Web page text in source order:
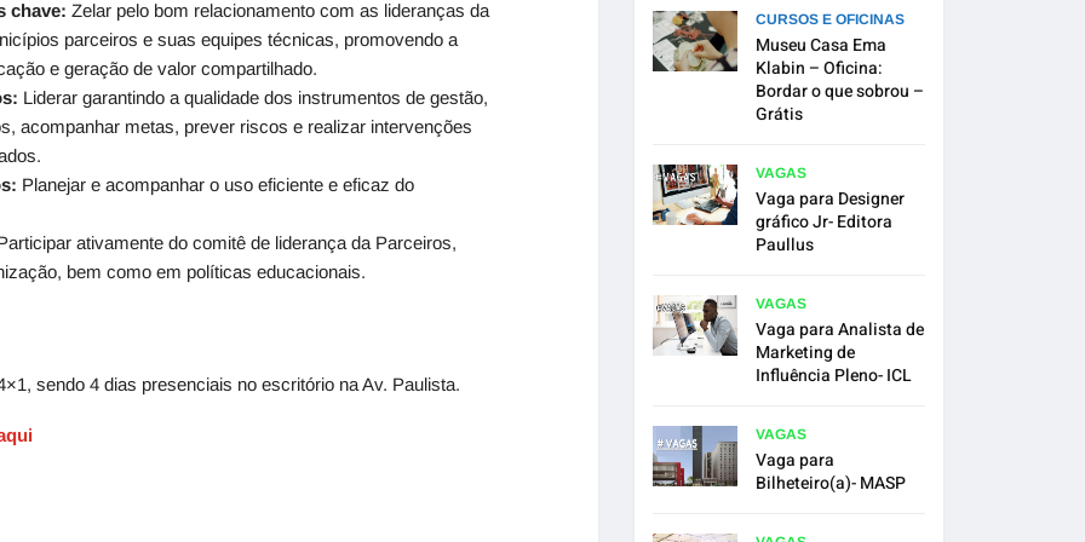
chave: Zelar pelo bom relacionamento com as lideranças da
parceiros e suas equipes técnicas, promovendo a
e geração de valor compartilhado.
Liderar garantindo a qualidade dos instrumentos de gestão,
acompanhar metas, prever riscos e realizar intervenções
Planejar e acompanhar o uso eficiente e eficaz do
ativamente do comitê de liderança da Parceiros,
bem como em políticas educacionais.
sendo 4 dias presenciais no escritório na Av. Paulista.
CURSOS E OFICINAS
Museu Casa Ema
Klabin – Oficina:
Bordar o que sobrou –
Grátis
VAGAS
Vaga para Designer
gráfico Jr- Editora
Paullus
VAGAS
Vaga para Analista de
Marketing de
Influência Pleno- ICL
VAGAS
Vaga para
Bilheteiro(a)- MASP